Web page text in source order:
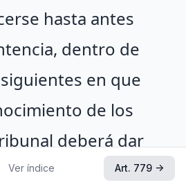
hasta antes
dentro de
en que
de los
deberá dar
pruebas a las
Ver índice Art. 779 →